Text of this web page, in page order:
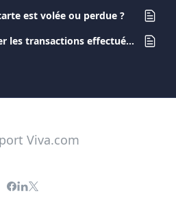
est volée ou perdue ?
Comment puis-je vérifier les transactions effectuées avec la carte de debit d'un employé ?